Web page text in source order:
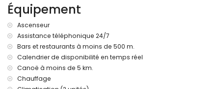
kilomètres)
transports en commun à proximité : bus à moins de 1000
mètres
les animaux de compagnie ne sont pas autorisés
L'immeuble où se trouve l'hébergement est équipé d'un
ascenseur.
L'hébergement est très adapté aux familles avec enfants
Équipements et services inclus dans le prix de location de
Équipement
Ascenseur
Assistance téléphonique 24/7
Bars et restaurants à moins de 500 m.
Calendrier de disponibilité en temps réel
Canoë à moins de 5 km.
Chauffage